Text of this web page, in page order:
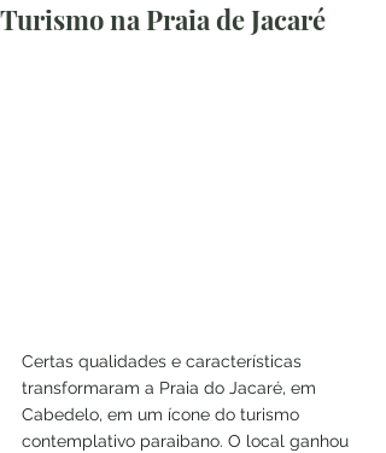
Turismo na Praia de Jacaré
Certas qualidades e características
transformaram a Praia do Jacaré, em
Cabedelo, em um ícone do turismo
contemplativo paraibano. O local ganhou